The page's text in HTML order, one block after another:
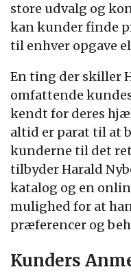
store udvalg og
kan kunder finde
til enhver opgave
En ting der skiller
omfattende
kendt for deres
altid er parat til at
kunderne til det
tilbyder Harald
katalog og en
mulighed for at
præferencer og
Kunders